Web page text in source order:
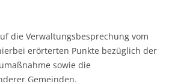
die Verwaltungsbesprechung vom
erörterten Punkte bezüglich der
sowie die
Gemeinden.